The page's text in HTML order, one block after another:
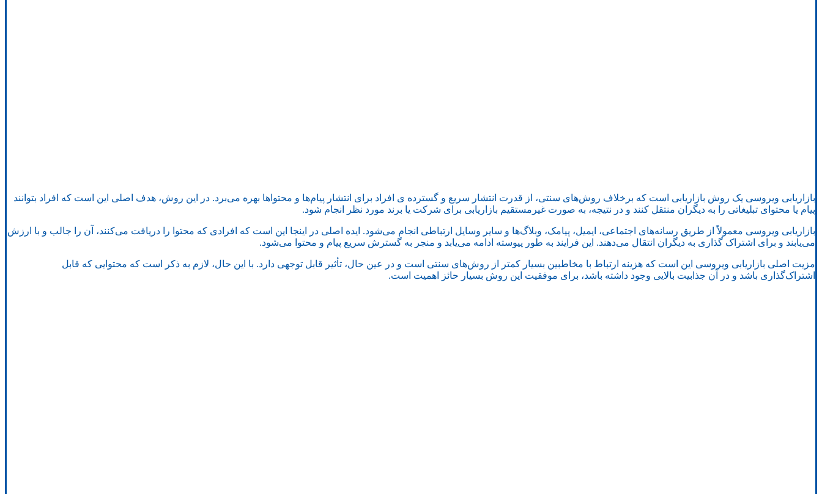
بازاریابی ویروسی یک روش بازاریابی است که برخلاف روش‌های سنتی، از قدرت انتشار سریع و گسترده ی افراد برای انتشار پیام‌ها و محتواها بهره می‌برد. در این روش، هدف اصلی این است که افراد بتوانند
پیام یا محتوای تبلیغاتی را به دیگران منتقل کنند و در نتیجه، به صورت غیرمستقیم بازاریابی برای شرکت یا برند مورد نظر انجام شود.
بازاریابی ویروسی معمولاً از طریق رسانه‌های اجتماعی، ایمیل، پیامک، وبلاگ‌ها و سایر وسایل ارتباطی انجام می‌شود. ایده اصلی در اینجا این است که افرادی که محتوا را دریافت می‌کنند، آن را جالب و با ارزش
می‌یابند و برای اشتراک گذاری به دیگران انتقال می‌دهند. این فرایند به طور پیوسته ادامه می‌یابد و منجر به گسترش سریع پیام و محتوا می‌شود.
مزیت اصلی بازاریابی ویروسی این است که هزینه ارتباط با مخاطبین بسیار کمتر از روش‌های سنتی است و در عین حال، تأثیر قابل توجهی دارد. با این حال، لازم به ذکر است که محتوایی که قابل
اشتراک‌گذاری باشد و در آن جذابیت بالایی وجود داشته باشد، برای موفقیت این روش بسیار حائز اهمیت است.